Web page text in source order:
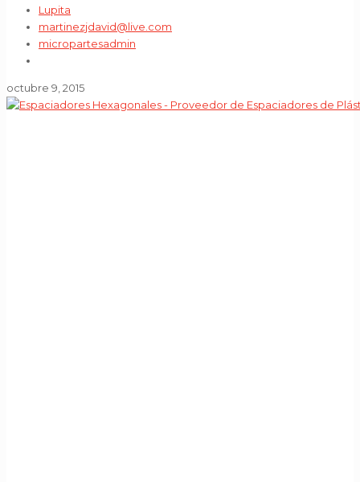
Lupita
martinezjdavid@live.com
micropartesadmin
octubre 9, 2015